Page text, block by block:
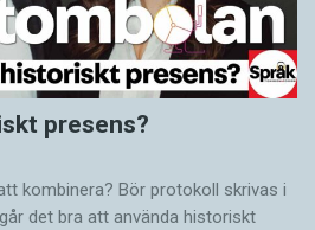
presens?
kombinera? Bör protokoll skrivas i
det bra att använda historiskt